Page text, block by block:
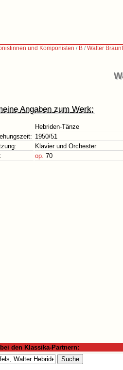
und Komponisten / B /Walter
Angaben zum Werk:
Hebriden-Tänze
1950/51
Klavier und Orchester
op. 70
den Klassika-Partnern: